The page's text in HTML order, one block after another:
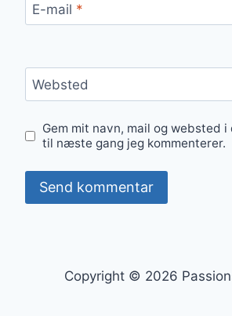
E-mail *
Websted
Gem mit navn, mail og websted
til næste gang jeg kommenterer.
Copyright © 2026